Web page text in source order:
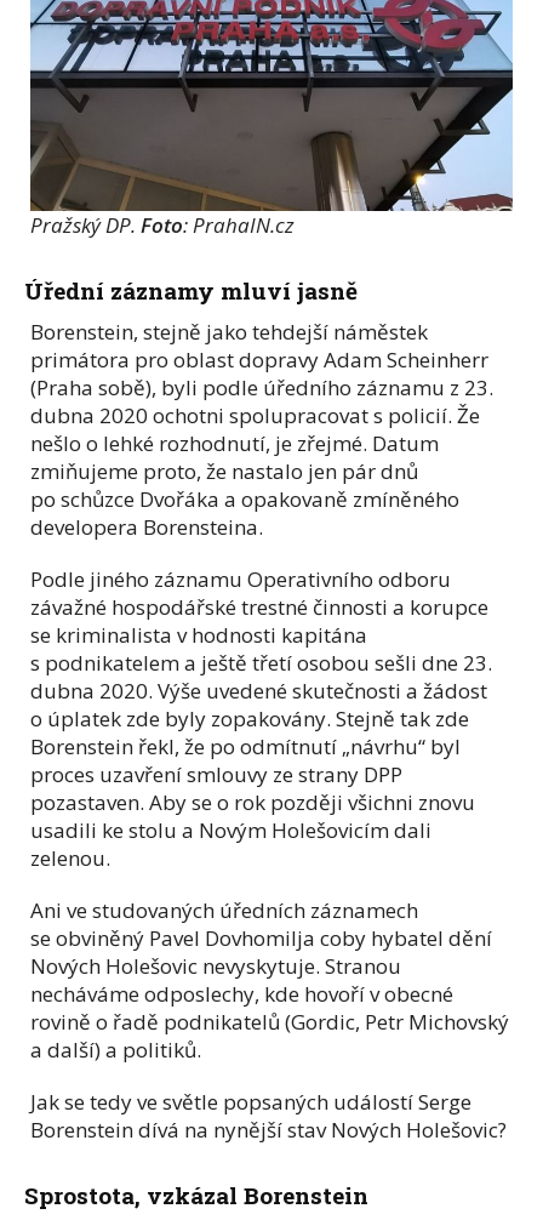
Pražský DP. Foto: PrahaIN.cz
Úřední záznamy mluví jasně
Borenstein, stejně jako tehdejší náměstek
primátora pro oblast dopravy Adam Scheinherr
(Praha sobě), byli podle úředního záznamu z 23.
dubna 2020 ochotni spolupracovat s policií. Že
nešlo o lehké rozhodnutí, je zřejmé. Datum
zmiňujeme proto, že nastalo jen pár dnů
po schůzce Dvořáka a opakovaně zmíněného
developera Borensteina.
Podle jiného záznamu Operativního odboru
závažné hospodářské trestné činnosti a korupce
se kriminalista v hodnosti kapitána
s podnikatelem a ještě třetí osobou sešli dne 23.
dubna 2020. Výše uvedené skutečnosti a žádost
o úplatek zde byly zopakovány. Stejně tak zde
Borenstein řekl, že po odmítnutí „návrhu“ byl
proces uzavření smlouvy ze strany DPP
pozastaven. Aby se o rok později všichni znovu
usadili ke stolu a Novým Holešovicím dali
zelenou.
Ani ve studovaných úředních záznamech
se obviněný Pavel Dovhomilja coby hybatel dění
Nových Holešovic nevyskytuje. Stranou
necháváme odposlechy, kde hovoří v obecné
rovině o řadě podnikatelů (Gordic, Petr Michovský
a další) a politiků.
Jak se tedy ve světle popsaných událostí Serge
Borenstein dívá na nynější stav Nových Holešovic?
Sprostota, vzkázal Borenstein